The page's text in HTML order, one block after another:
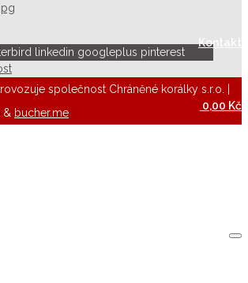
Kontakt
0,00 Kč
linkedin googleplus pinterest
společnost Chráněné korálky s.r.o. |
& bucher.me